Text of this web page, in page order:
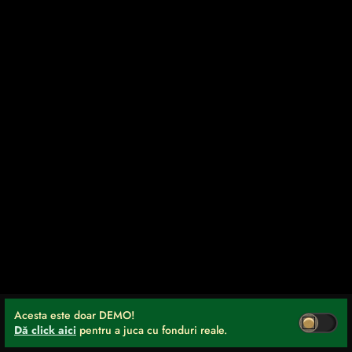
Acesta este doar DEMO!
Dă click aici pentru a juca cu fonduri reale.